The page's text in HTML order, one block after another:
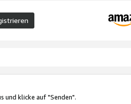
und klicke auf "Senden".